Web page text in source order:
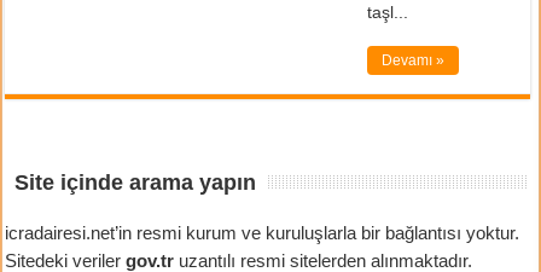
taşl...
Devamı »
Site içinde arama yapın
icradairesi.net’in resmi kurum ve kuruluşlarla bir bağlantısı yoktur.
Sitedeki verilergov.tr uzantılı resmi sitelerden alınmaktadır.